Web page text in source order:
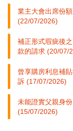
業主大會出席份
(22/07/2026)
補正形式瑕疵後
款的請求 (20/07/
曾享購房利息補
訴 (17/07/2026)
未能證實父親身
(15/07/2026)